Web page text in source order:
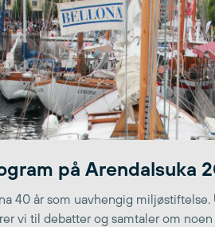
på Arendalsuka
40 år som uavhengig miljøstiftelse.
vi til debatter og samtaler om noen